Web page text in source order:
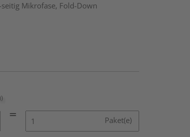
Mikrofase, Fold-Down
Paket(e)